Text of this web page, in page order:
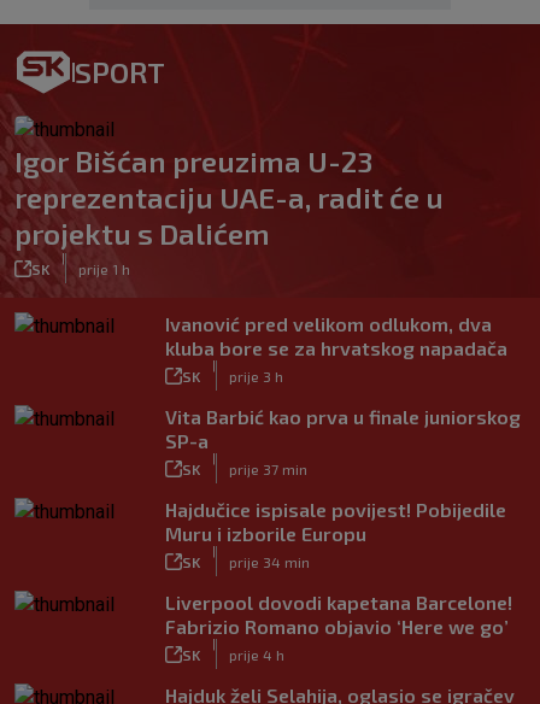
SPORT
Igor Bišćan preuzima U-23
reprezentaciju UAE-a, radit će u
projektu s Dalićem
SK prije 1 h
Ivanović pred velikom odlukom, dva
kluba bore se za hrvatskog napadača
SK prije 3 h
Vita Barbić kao prva u finale juniorskog
SP-a
SK prije 37 min
Hajdučice ispisale povijest! Pobijedile
Muru i izborile Europu
SK prije 34 min
Liverpool dovodi kapetana Barcelone!
Fabrizio Romano objavio ‘Here we go’
SK prije 4 h
Hajduk želi Selahija, oglasio se igračev